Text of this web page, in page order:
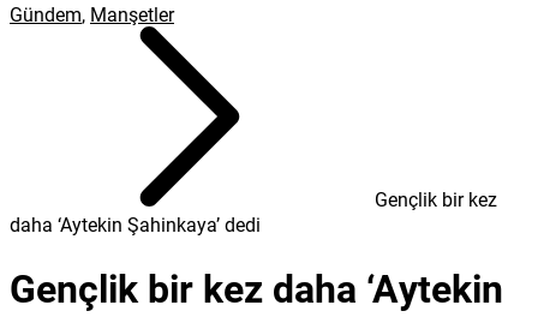
Gündem, Manşetler
Gençlik bir kez
daha ‘Aytekin Şahinkaya’ dedi
Gençlik bir kez daha ‘Aytekin